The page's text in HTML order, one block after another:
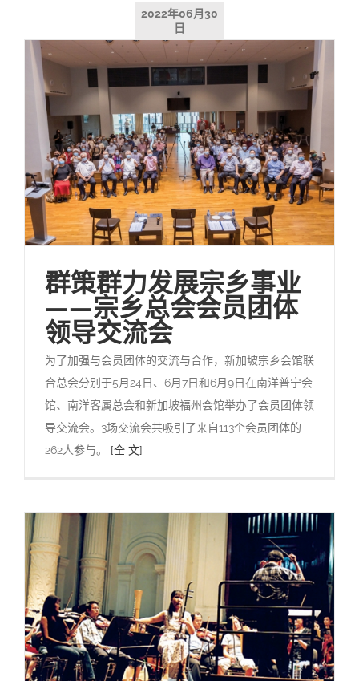
2022年06月30
日
群策群力发展宗乡事业
——宗乡总会会员团体
领导交流会
为了加强与会员团体的交流与合作，新加坡宗乡会馆联
合总会分别于5月24日、6月7日和6月9日在南洋普宁会
馆、南洋客属总会和新加坡福州会馆举办了会员团体领
导交流会。3场交流会共吸引了来自113个会员团体的
262人参与。 [全 文]